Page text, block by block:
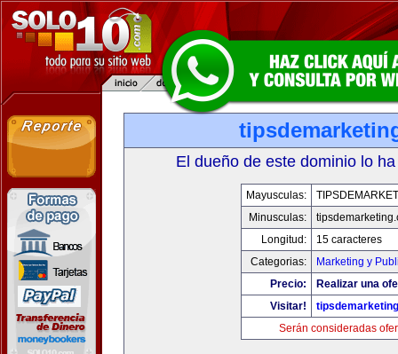
El dueño de este dominio lo
Mayusculas:
Minusculas:
Longitud:
15 caracteres
Categorias:
Marketing y
Precio:
Realizar una
Visitar!
Serán consideradas